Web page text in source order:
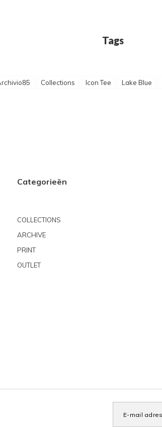
Tags
Collections Icon Tee Lake Blue
Categorieën
COLLECTIONS
ARCHIVE
PRINT
OUTLET